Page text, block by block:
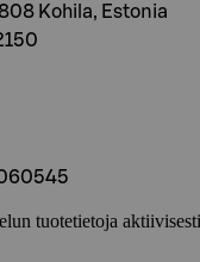
Kohila, Estonia
tuotetietoja